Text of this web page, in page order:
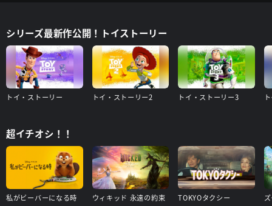
シリーズ最新作公開！トイストーリー
トイ・ストーリー トイ・ストーリー2 トイ・ストーリー3
超イチオシ！！
私がビーバーになる時 ウィキッド 永遠の約束 TOKYOタクシー